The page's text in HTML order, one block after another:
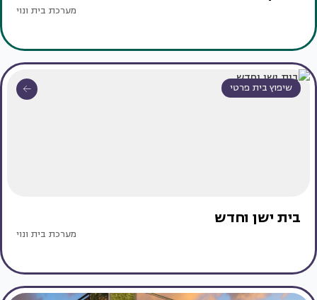
מערכת בית ונוי
שיפוץ בית פרטי
בית ישן וחדש
מערכת בית ונוי